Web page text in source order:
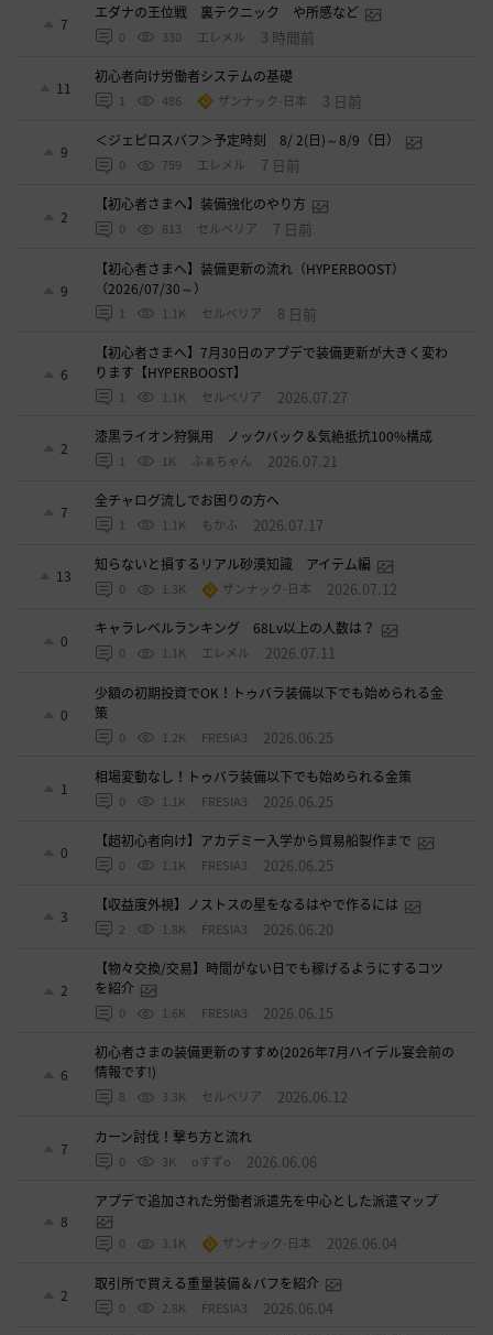
7
エダナの王位戦 裏テクニック や所感など
0 330 エレメル 3 時間前
11
初心者向け労働者システムの基礎
1 486 ザンナック-日本 3 日前
9
＜ジェピロスバフ＞予定時刻 8/ 2(日)～8/9（日）
0 759 エレメル 7 日前
2
【初心者さまへ】装備強化のやり方
0 813 セルベリア 7 日前
9
【初心者さまへ】装備更新の流れ（HYPERBOOST）
（2026/07/30～）
1 1.1K セルベリア 8 日前
6
【初心者さまへ】7月30日のアプデで装備更新が大きく変わ
ります【HYPERBOOST】
1 1.1K セルベリア 2026.07.27
2
漆黒ライオン狩猟用 ノックバック＆気絶抵抗100%構成
1 1K ふぁちゃん 2026.07.21
7
全チャログ流しでお困りの方へ
1 1.1K もかふ 2026.07.17
13
知らないと損するリアル砂漠知識 アイテム編
0 1.3K ザンナック-日本 2026.07.12
0
キャラレベルランキング 68Lv以上の人数は？
0 1.1K エレメル 2026.07.11
0
少額の初期投資でOK！トゥバラ装備以下でも始められる金
策
0 1.2K FRESIA3 2026.06.25
1
相場変動なし！トゥバラ装備以下でも始められる金策
0 1.1K FRESIA3 2026.06.25
0
【超初心者向け】アカデミー入学から貿易船製作まで
0 1.1K FRESIA3 2026.06.25
3
【収益度外視】ノストスの星をなるはやで作るには
2 1.8K FRESIA3 2026.06.20
2
【物々交換/交易】時間がない日でも稼げるようにするコツ
を紹介
0 1.6K FRESIA3 2026.06.15
6
初心者さまの装備更新のすすめ(2026年7月ハイデル宴会前の
情報です!)
8 3.3K セルベリア 2026.06.12
7
カーン討伐！撃ち方と流れ
0 3K oすずo 2026.06.06
8
アプデで追加された労働者派遣先を中心とした派遣マップ
0 3.1K ザンナック-日本 2026.06.04
2
取引所で買える重量装備＆バフを紹介
0 2.8K FRESIA3 2026.06.04